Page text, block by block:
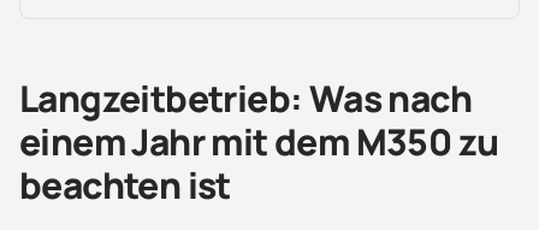
Langzeitbetrieb: Was nach
einem Jahr mit dem M350 zu
beachten ist